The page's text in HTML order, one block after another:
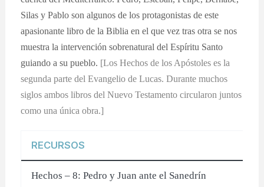
Silas y Pablo son algunos de los protagonistas de este
apasionante libro de la Biblia en el que vez tras otra se nos
muestra la intervención sobrenatural del Espíritu Santo
guiando a su pueblo. [Los Hechos de los Apóstoles es la
segunda parte del Evangelio de Lucas. Durante muchos
siglos ambos libros del Nuevo Testamento circularon juntos
como una única obra.]
RECURSOS
Hechos – 8: Pedro y Juan ante el Sanedrín